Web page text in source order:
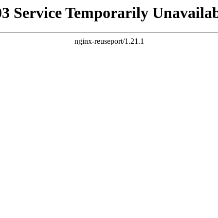
Service Temporarily
nginx-reuseport/1.21.1